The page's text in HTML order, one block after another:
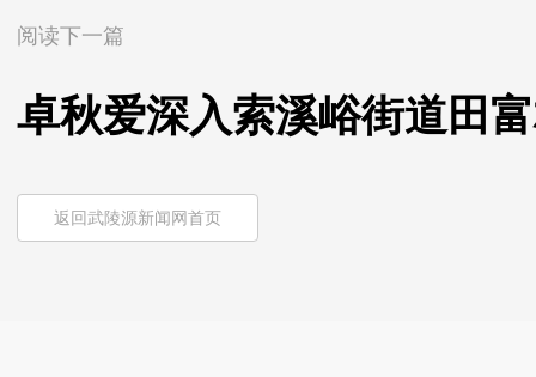
阅读下一篇
卓秋爱深入索溪峪街道田
返回武陵源新闻网首页